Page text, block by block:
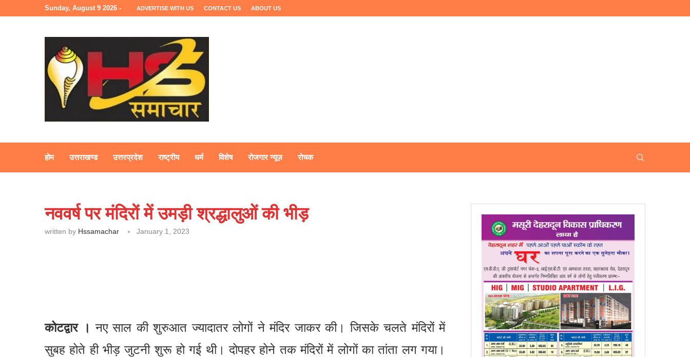
Sunday, August 9 2026 - ADVERTISE WITH US CONTACT US ABOUT US
होम उत्तराखण्ड उत्तरप्रदेश राष्ट्रीय धर्म विशेष रोजगार न्यूज़ रोचक
नववर्ष पर मंदिरों में उमड़ी श्रद्धालुओं की भीड़
written by Hssamachar January 1, 2023
कोटद्वार । नए साल की शुरुआत ज्यादातर लोगों ने मंदिर जाकर की। जिसके चलते मंदिरों में
सुबह होते ही भीड़ जुटनी शुरू हो गई थी। दोपहर होने तक मंदिरों में लोगों का तांता लग गया।